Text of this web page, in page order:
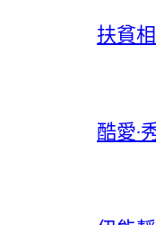
扶貧
酷愛·